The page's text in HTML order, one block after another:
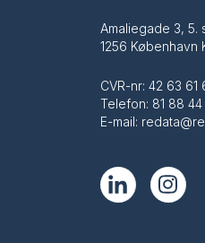
Amaliegade 3, 5.
1256 København
CVR-nr: 42 63 61
Telefon: 81 88 44
E-mail: